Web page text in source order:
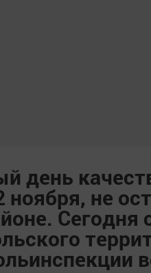
день
ноября, не
Сегодня